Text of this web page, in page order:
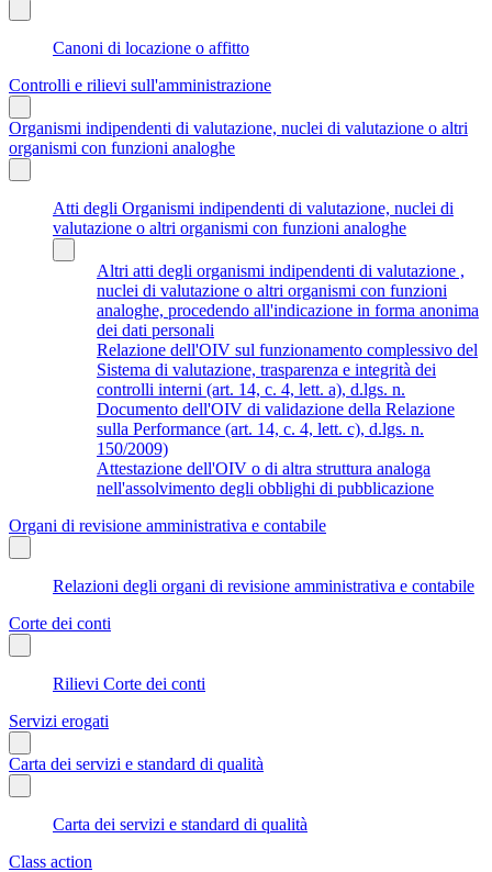
Canoni di locazione o affitto
Controlli e rilievi sull'amministrazione
Organismi indipendenti di valutazione, nuclei di valutazione o altri
organismi con funzioni analoghe
Atti degli Organismi indipendenti di valutazione, nuclei di
valutazione o altri organismi con funzioni analoghe
Altri atti degli organismi indipendenti di valutazione ,
nuclei di valutazione o altri organismi con funzioni
analoghe, procedendo all'indicazione in forma anonima
dei dati personali
Relazione dell'OIV sul funzionamento complessivo del
Sistema di valutazione, trasparenza e integrità dei
controlli interni (art. 14, c. 4, lett. a), d.lgs. n.
Documento dell'OIV di validazione della Relazione
sulla Performance (art. 14, c. 4, lett. c), d.lgs. n.
150/2009)
Attestazione dell'OIV o di altra struttura analoga
nell'assolvimento degli obblighi di pubblicazione
Organi di revisione amministrativa e contabile
Relazioni degli organi di revisione amministrativa e contabile
Corte dei conti
Rilievi Corte dei conti
Servizi erogati
Carta dei servizi e standard di qualità
Carta dei servizi e standard di qualità
Class action